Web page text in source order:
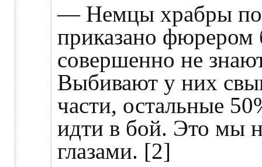
— Немцы храбры
приказано
совершенно не
Выбивают у них
части, остальные
идти в бой. Это мы
глазами. [2]